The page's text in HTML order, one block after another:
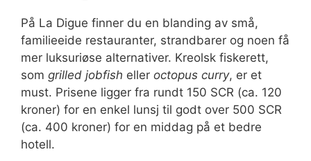
På La Digue finner du en blanding av små,
familieeide restauranter, strandbarer og noen få
mer luksuriøse alternativer. Kreolsk fiskerett,
som grilled jobfish eller octopus curry, er et
must. Prisene ligger fra rundt 150 SCR (ca. 120
kroner) for en enkel lunsj til godt over 500 SCR
(ca. 400 kroner) for en middag på et bedre
hotell.